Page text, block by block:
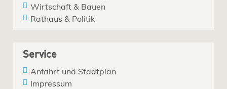
Wirtschaft & Bauen
Rathaus & Politik
Service
Anfahrt und Stadtplan
Impressum